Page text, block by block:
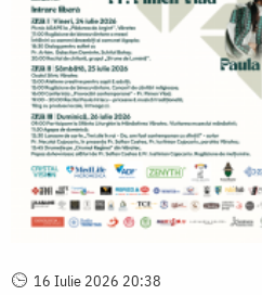
16 Iulie 2026 20:38